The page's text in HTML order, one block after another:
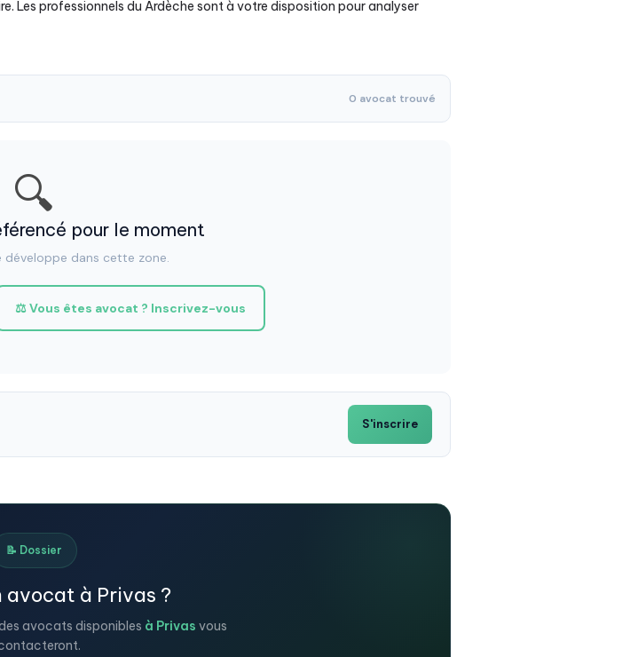
Les professionnels du Ardèche sont à votre disposition pour analyser
0 avocat trouvé
🔍
pour le moment
développe dans cette zone.
⚖️ Vous êtes avocat ? Inscrivez-vous
S'inscrire
📝 Dossier
avocat à Privas ?
avocats disponibles à Privas vous